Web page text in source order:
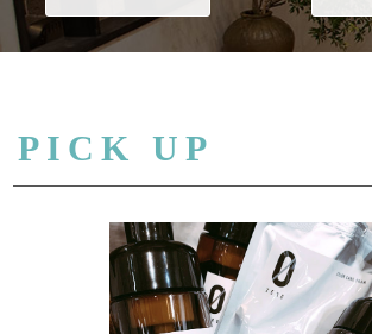
PICK UP